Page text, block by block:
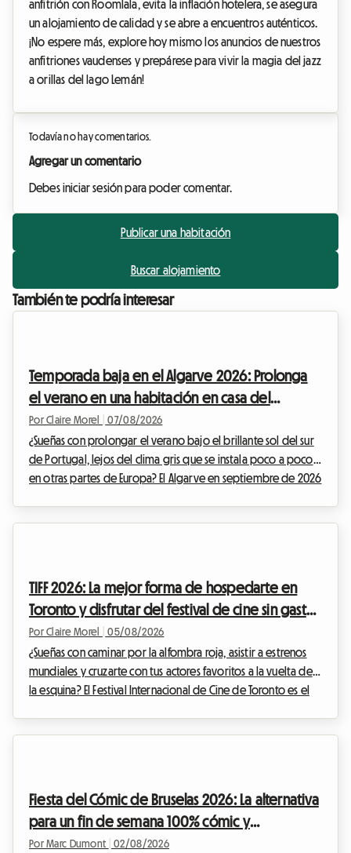
anfitrión con Roomlala, evita la inflación hotelera, se asegura
un alojamiento de calidad y se abre a encuentros auténticos.
¡No espere más, explore hoy mismo los anuncios de nuestros
anfitriones vaudenses y prepárese para vivir la magia del jazz
a orillas del lago Lemán!
Todavía no hay comentarios.
Agregar un comentario
Debes iniciar sesión para poder comentar.
Publicar una habitación
Buscar alojamiento
También te podría interesar
Temporada baja en el Algarve 2026: Prolonga
el verano en una habitación en casa del
anfitrión para evitar el aumento de precios
Por Claire Morel 07/08/2026
¿Sueñas con prolongar el verano bajo el brillante sol del sur
de Portugal, lejos del clima gris que se instala poco a poco
en otras partes de Europa? El Algarve en septiembre de 2026
portugués. Sin embargo, un obstáculo i...
TIFF 2026: La mejor forma de hospedarte en
Toronto y disfrutar del festival de cine sin gastar
una fortuna
Por Claire Morel 05/08/2026
¿Sueñas con caminar por la alfombra roja, asistir a estrenos
mundiales y cruzarte con tus actores favoritos a la vuelta de
la esquina? El Festival Internacional de Cine de Toronto es el
encontrar un lugar cómodo donde quedarse si...
Fiesta del Cómic de Bruselas 2026: La alternativa
para un fin de semana 100% cómic y
alojamiento económico
Por Marc Dumont 02/08/2026